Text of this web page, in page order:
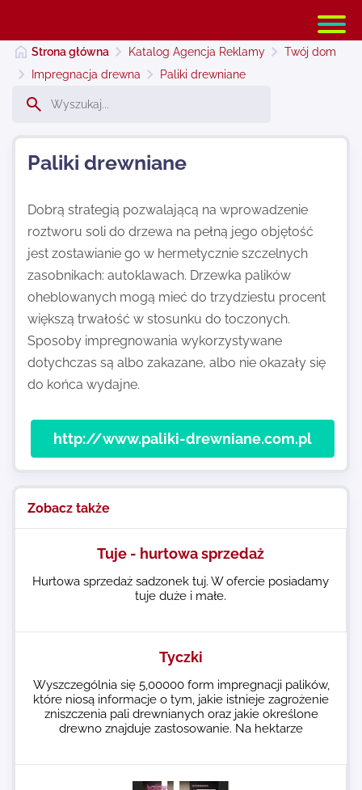
Najnowsze
Kontakt
Strona główna Katalog Agencja Reklamy
Twój dom
Impregnacja drewna
Paliki drewniane
Paliki drewniane
Dobrą strategią pozwalającą na wprowadzenie
roztworu soli do drzewa na pełną jego objętość
jest zostawianie go w hermetycznie szczelnych
zasobnikach: autoklawach. Drzewka palików
oheblowanych mogą mieć do trzydziestu procent
większą trwałość w stosunku do toczonych.
Sposoby impregnowania wykorzystywane
dotychczas są albo zakazane, albo nie okazały się
do końca wydajne.
http://www.paliki-drewniane.com.pl
Zobacz także
Tuje - hurtowa sprzedaż
Hurtowa sprzedaż sadzonek tuj. W ofercie posiadamy
tuje duże i małe.
Tyczki
Wyszczególnia się 5,00000 form impregnacji palików,
które niosą informacje o tym, jakie istnieje zagrożenie
zniszczenia pali drewnianych oraz jakie określone
drewno znajduje zastosowanie. Na hektarze